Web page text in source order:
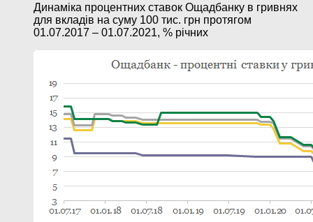
Динаміка процентних ставок Ощадбанку в гривнях
для вкладів на суму 100 тис. грн протягом
01.07.2017 – 01.07.2021, % річних